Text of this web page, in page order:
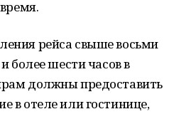
рейса свыше восьми
более шести часов в
должны предоставить
в отеле или гостинице,